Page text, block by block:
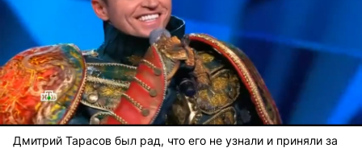
Дмитрий Тарасов был рад, что его не узнали и приняли за